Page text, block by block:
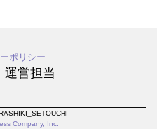
ポリシー
営担当
Company, Inc.